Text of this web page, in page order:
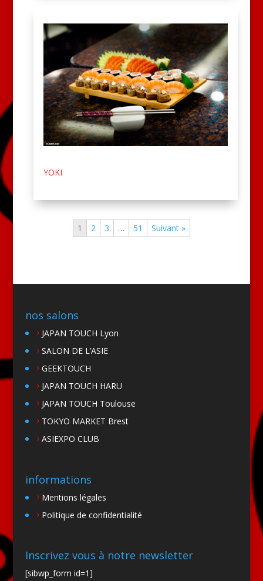
YOKI
1 2 3 … 51 Suivant »
nos salons
JAPAN TOUCH Lyon
SALON DE L’ASIE
GEEKTOUCH
JAPAN TOUCH HARU
JAPAN TOUCH Toulouse
TOKYO MARKET Brest
ASIEXPO CLUB
informations
Mentions légales
Politique de confidentialité
Inscrivez vous à notre newsletter
[sibwp_form id=1]